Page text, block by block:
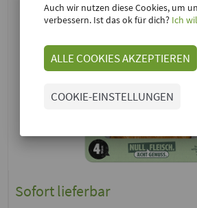
Sofort lieferbar
Auch wir nutzen diese Cookies, um
verbessern. Ist das ok für dich? Ich
ALLE COOKIES AKZEPTIEREN
COOKIE-EINSTELLUNGEN